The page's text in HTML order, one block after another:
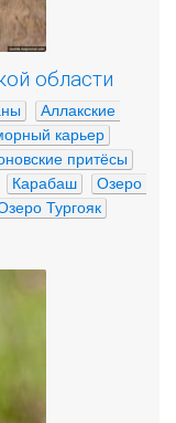
области
Аллакские
карьер
притёсы
Карабаш
Озеро
Тургояк